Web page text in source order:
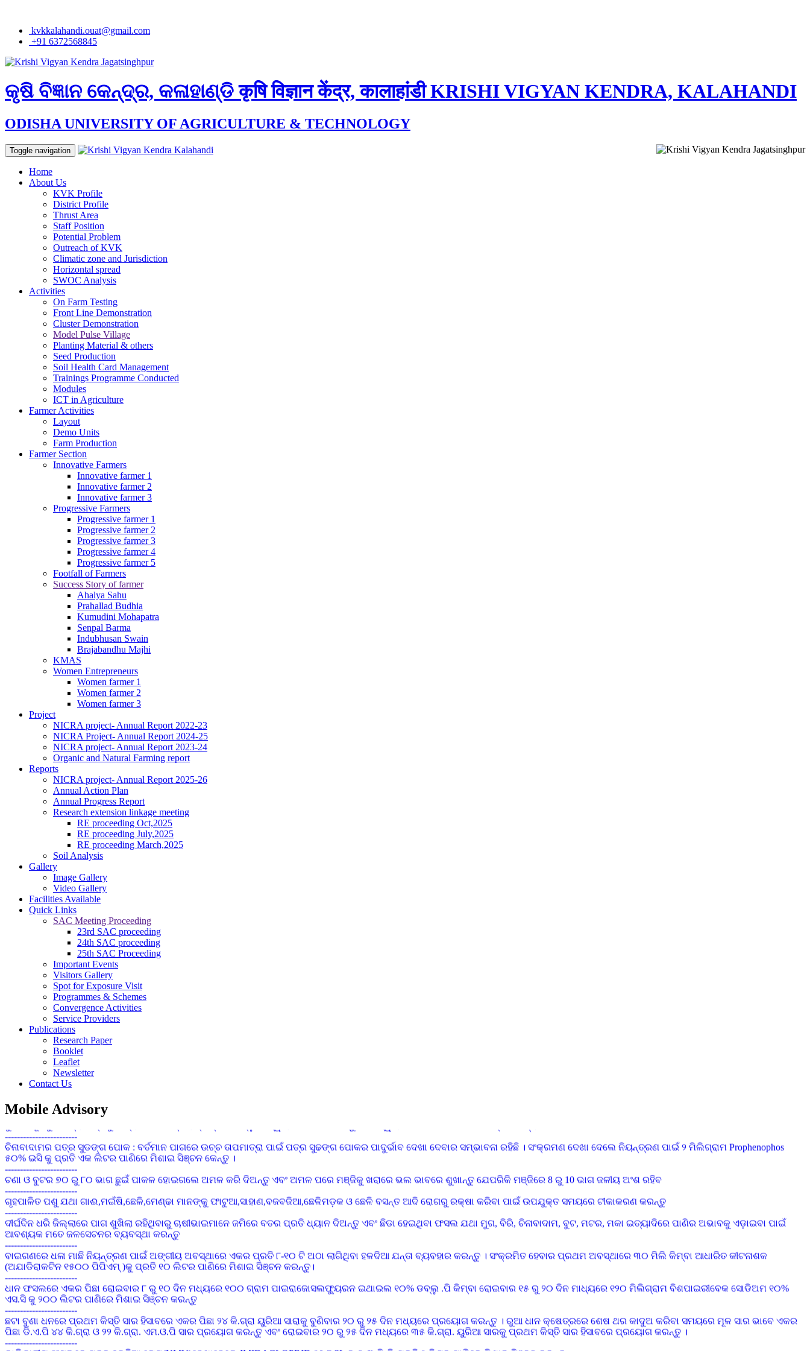
kvkkalahandi.ouat@gmail.com
+91 6372568845
କୃଷି ବିଜ୍ଞାନ କେନ୍ଦ୍ର, କଳାହାଣ୍ଡିकृषि विज्ञान केंद्र, कालाहांडीKRISHI VIGYAN KENDRA, KALAHANDI
ODISHA UNIVERSITY OF AGRICULTURE & TECHNOLOGY
Toggle navigation
Home
About Us
KVK Profile
District Profile
Thrust Area
Staff Position
Potential Problem
Outreach of KVK
Climatic zone and Jurisdiction
Horizontal spread
SWOC Analysis
Activities
On Farm Testing
Front Line Demonstration
Cluster Demonstration
Model Pulse Village
Planting Material & others
Seed Production
Soil Health Card Management
Trainings Programme Conducted
Modules
ICT in Agriculture
Farmer Activities
Layout
Demo Units
Farm Production
Farmer Section
Innovative Farmers
Innovative farmer 1
Innovative farmer 2
Innovative farmer 3
Progressive Farmers
Progressive farmer 1
Progressive farmer 2
Progressive farmer 3
Progressive farmer 4
Progressive farmer 5
Footfall of Farmers
Success Story of farmer
Ahalya Sahu
Prahallad Budhia
Kumudini Mohapatra
Senpal Barma
Indubhusan Swain
Brajabandhu Majhi
KMAS
Women Entrepreneurs
Women farmer 1
Women farmer 2
Women farmer 3
Project
NICRA project- Annual Report 2022-23
NICRA Project- Annual Report 2024-25
NICRA project- Annual Report 2023-24
Organic and Natural Farming report
Reports
NICRA project- Annual Report 2025-26
Annual Action Plan
Annual Progress Report
Research extension linkage meeting
RE proceeding Oct,2025
RE proceeding July,2025
RE proceeding March,2025
Soil Analysis
Gallery
Image Gallery
Video Gallery
Facilities Available
Quick Links
SAC Meeting Proceeding
23rd SAC proceeding
24th SAC proceeding
25th SAC Proceeding
Important Events
Visitors Gallery
Spot for Exposure Visit
Programmes & Schemes
Convergence Activities
Service Providers
Publications
Research Paper
Booklet
Leaflet
Newsletter
Contact Us
Mobile Advisory
କପାର ସଙ୍କର କିସମ ପାଇଁ ଜେଇ.କେ ଦୁର୍ଗା, ଅଟଳ,ଧାନୋ, ଗବର, ଶ୍ରୀ ତୁଳସୀ, ଭାଗ୍ୟ, ଆକ୍କା, ଚନ୍ଦ୍ରମୁଖୀ ଉତ୍ତମ ଅଟେ
------------------------
ଗଜା ପୂର୍ବବର୍ତ୍ତୀ ଘାସମରା ଔଷଧ ପ୍ରୟୋଗ କରିନଥିଲେ ଧାନ ବୁଣିବାର 15 ରୁ 20 ଦିନରେ ଏକର ପ୍ରତି 120 ମି.ଲି ବିସ୍ପାଇରିବାକ୍ ସୋଡିୟମ୍ 10%ଏସ.ସି 200 ଲି. ପାଣିରେ ସିଞ୍ଚନ୍ତୁ
------------------------
------------------------
ବୁଣିବା ପୂର୍ବରୁ ୧ କିଗ୍ରା ମଞ୍ଜିକୁ ୭ ଗ୍ରାମ ଇମିଡାକ୍ଲୋପ୍ରିଡ୍ ୭୦ ଡବ୍ଲୁ.ଜି ଦ୍ୱାରା ବିଶୋଧନ କରନ୍ତୁ ଯାହାଦ୍ୱାରା ଶୋଷକ ପୋକାମାନର ସଂକ୍ରମଣ ହ୍ରାସ ପାଇବ
ଚିନାବାଦାମର ପତ୍ର ସୁଡଙ୍ଗ ପୋକ : ବର୍ତମାନ ପାଗରେ ଉଚ୍ଚ ତାପମାତ୍ରା ପାଇଁ ପତ୍ର ସୁଢଙ୍ଗ ପୋକର ପାଦୁର୍ଭାବ ଦେଖା ଦେବାର ସମ୍ଭାବନା ରହିଛି । ସଂକ୍ରମଣ ଦେଖା ଦେଲେ ନିୟନ୍ତ୍ରଣ ପାଇଁ ୨ ମିଲିଗ୍ରାମ Prophenophos
୫୦% ଇସି କୁ ପ୍ରତି ଏକ ଲିଟର ପାଣିରେ ମିଶାଇ ସିଞ୍ଚନ କେନ୍ତୁ ।
------------------------
ଚଣା ଓ ବୁଟର ୭୦ ରୁ ୮୦ ଭାଗ ଛୁଇଁ ପାକଳ ହୋଇଗଲେ ଅମଳ କରି ଦିଅନ୍ତୁ ଏବଂ ଅମଳ ପରେ ମଞ୍ଜିକୁ ଖରାରେ ଭଲ ଭାବରେ ଶୁଖାନ୍ତୁ ଯେପରିକି ମଞ୍ଜିରେ 8 ରୁ 10 ଭାଗ ଜଳୀୟ ଅଂଶ ରହିବ
------------------------
ଗୃହପାଳିତ ପଶୁ ଯଥା ଗାଈ,ମଇଁଷି,ଛେଳି,ମେଣ୍ଢା ମାନଙ୍କୁ ଫାଟୁଆ,ସାହାଣ,ବଜବଜିଆ,ଛେଳିମଡ଼କ ଓ ଛେଳି ବସନ୍ତ ଆଦି ରୋଗରୁ ରକ୍ଷା କରିବା ପାଇଁ ଉପଯୁକ୍ତ ସମୟରେ ଟୀକାକରଣ କରନ୍ତୁ
------------------------
ଦୀର୍ଘଦିନ ଧରି ଜିଲ୍ଲାରେ ପାଗ ଶୁଖିଲା ରହିଥିବାରୁ ଚାଷୀଭାଇମାନେ ଜମିରେ ବତର ପ୍ରତି ଧ୍ୟାନ ଦିଅନ୍ତୁ ଏବଂ ଛିଡା ହେଇଥିବା ଫସଲ ଯଥା ମୁଗ, ବିରି, ଚିନାବାଦାମ, ବୁଟ, ମଟର, ମକା ଇତ୍ୟାଦିରେ ପାଣିର ଅଭାବକୁ ଏଡ଼ାଇବା ପାଇଁ
ଆବଶ୍ୟକ ମତେ ଜଳସେଚନର ବ୍ୟବସ୍ଥା କରନ୍ତୁ
------------------------
ବାଇଗଣରେ ଧଳା ମାଛି ନିୟନ୍ତ୍ରଣ ପାଇଁ ଅଙ୍ଗୀୟ ଅବସ୍ଥାରେ ଏକର ପ୍ରତି ୮-୧୦ ଟି ଅଠା ଲାଗିଥିବା ହଳଦିଆ ଯନ୍ତା ବ୍ୟବହାର କରନ୍ତୁ । ସଂକ୍ରମିତ ହେବାର ପ୍ରଥମ ଅବସ୍ଥାରେ ୩୦ ମିଲି କିମ୍ବା ଆଧାରିତ କୀଟନାଶକ
(ଅଯାଡିରାକଟିନ ୧୫୦୦ ପିପିଏମ୍ )କୁ ପ୍ରତି ୧୦ ଲିଟର ପାଣିରେ ମିଶାଇ ସିଞ୍ଚନ କରନ୍ତୁ।
------------------------
ଧାନ ଫସଲରେ ଏକର ପିଛା ରୋଇବାର ୮ ରୁ ୧୦ ଦିନ ମଧ୍ୟରେ ୧୦୦ ଗ୍ରାମ ପାଇରାଜୋସଲଫ୍ୟୁରନ ଇଥାଇଲ ୧୦% ଡବ୍ଲୁ .ପି କିମ୍ବା ରୋଇବାର ୧୫ ରୁ ୨୦ ଦିନ ମାଧ୍ୟରେ ୧୨୦ ମିଲିଗ୍ରାମ ବିଶପାଇରୀବେକ ସୋଡିଅମ ୧୦%
ଏସ.ସି କୁ ୨୦୦ ଲିଟର ପାଣିରେ ମିଶାଇ ସିଞ୍ଚନ କରନ୍ତୁ
------------------------
ଛଟା ବୁଣା ଧନରେ ପ୍ରଥମ କିସ୍ତି ସାର ହିସାବରେ ଏକର ପିଛା ୨୪ କି.ଗ୍ରା ୟୁରିଆ ସାରାକୁ ବୁଣିବାର ୨୦ ରୁ ୨୫ ଦିନ ମଧ୍ୟରେ ପ୍ରୟୋଗ କରନ୍ତୁ । ରୁଆ ଧାନ କ୍ଷେତ୍ରରେ ଶେଷ ଥର କାଦୁଅ କରିବା ସମୟରେ ମୂଳ ସାର ଭାବେ ଏକର
ପିଛା ଡି.ଏ.ପି ୪୪ କି.ଗ୍ରା ଓ ୨୨ କି.ଗ୍ରା. ଏମ.ଓ.ପି ସାର ପ୍ରୟୋଗ କରନ୍ତୁ ଏବଂ ରୋଇବାର ୨୦ ରୁ ୨୫ ଦିନ ମଧ୍ୟରେ ୩୫ କି.ଗ୍ରା. ୟୁରିଆ ସାରକୁ ପ୍ରଥମ କିସ୍ତି ସାର ହିସାବରେ ପ୍ରୟୋଗ କରନ୍ତୁ ।
------------------------
ଡାଲିଜାତୀୟ ଫସଲରେ ପତ୍ର ହଳଦିଆ ରୋଗ(YMV)ଦେଖାଦେଲେ IMIDACLOPRID ୧୭.୮ SL କୁ ୦.୩ ମି.ଲି ପ୍ରତି ୧ ଲିଟର ପାଣିରେ ମିଶାଇ ସିଞ୍ଚନ କରନ୍ତୁ